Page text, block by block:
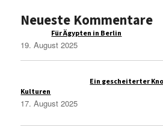
Neueste Kommentare
Für Ägypten in Berlin
19. August 2025
Ein gescheiterter
Kulturen
17. August 2025